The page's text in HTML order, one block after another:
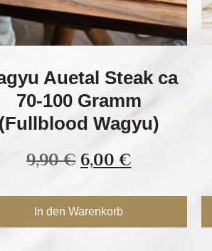
Auetal Steak ca
70-100 Gramm
(Fullblood Wagyu)
9,90€ 6,00 €
In den Warenkorb